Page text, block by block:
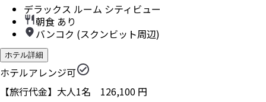
デラックス ルーム シティビュー
朝食 あり
バンコク (スクンビット周辺)
ホテル詳細
ホテルアレンジ可
【旅行代金】大人1名 126,100 円